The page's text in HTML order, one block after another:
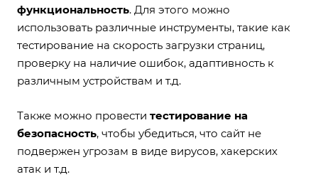
функциональность. Для этого можно
использовать различные инструменты, такие как
тестирование на скорость загрузки страниц,
проверку на наличие ошибок, адаптивность к
различным устройствам и т.д.
Также можно провести тестирование на
безопасность, чтобы убедиться, что сайт не
подвержен угрозам в виде вирусов, хакерских
атак и т.д.